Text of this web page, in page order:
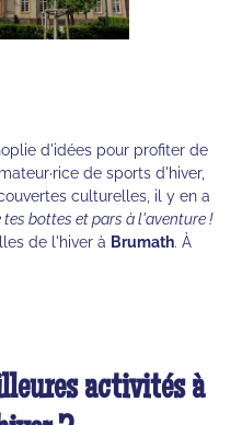
d'idées pour profiter de
de sports d'hiver,
culturelles, il y en a
tes bottes et pars à l'aventure !
de l'hiver à Brumath. À
activités à